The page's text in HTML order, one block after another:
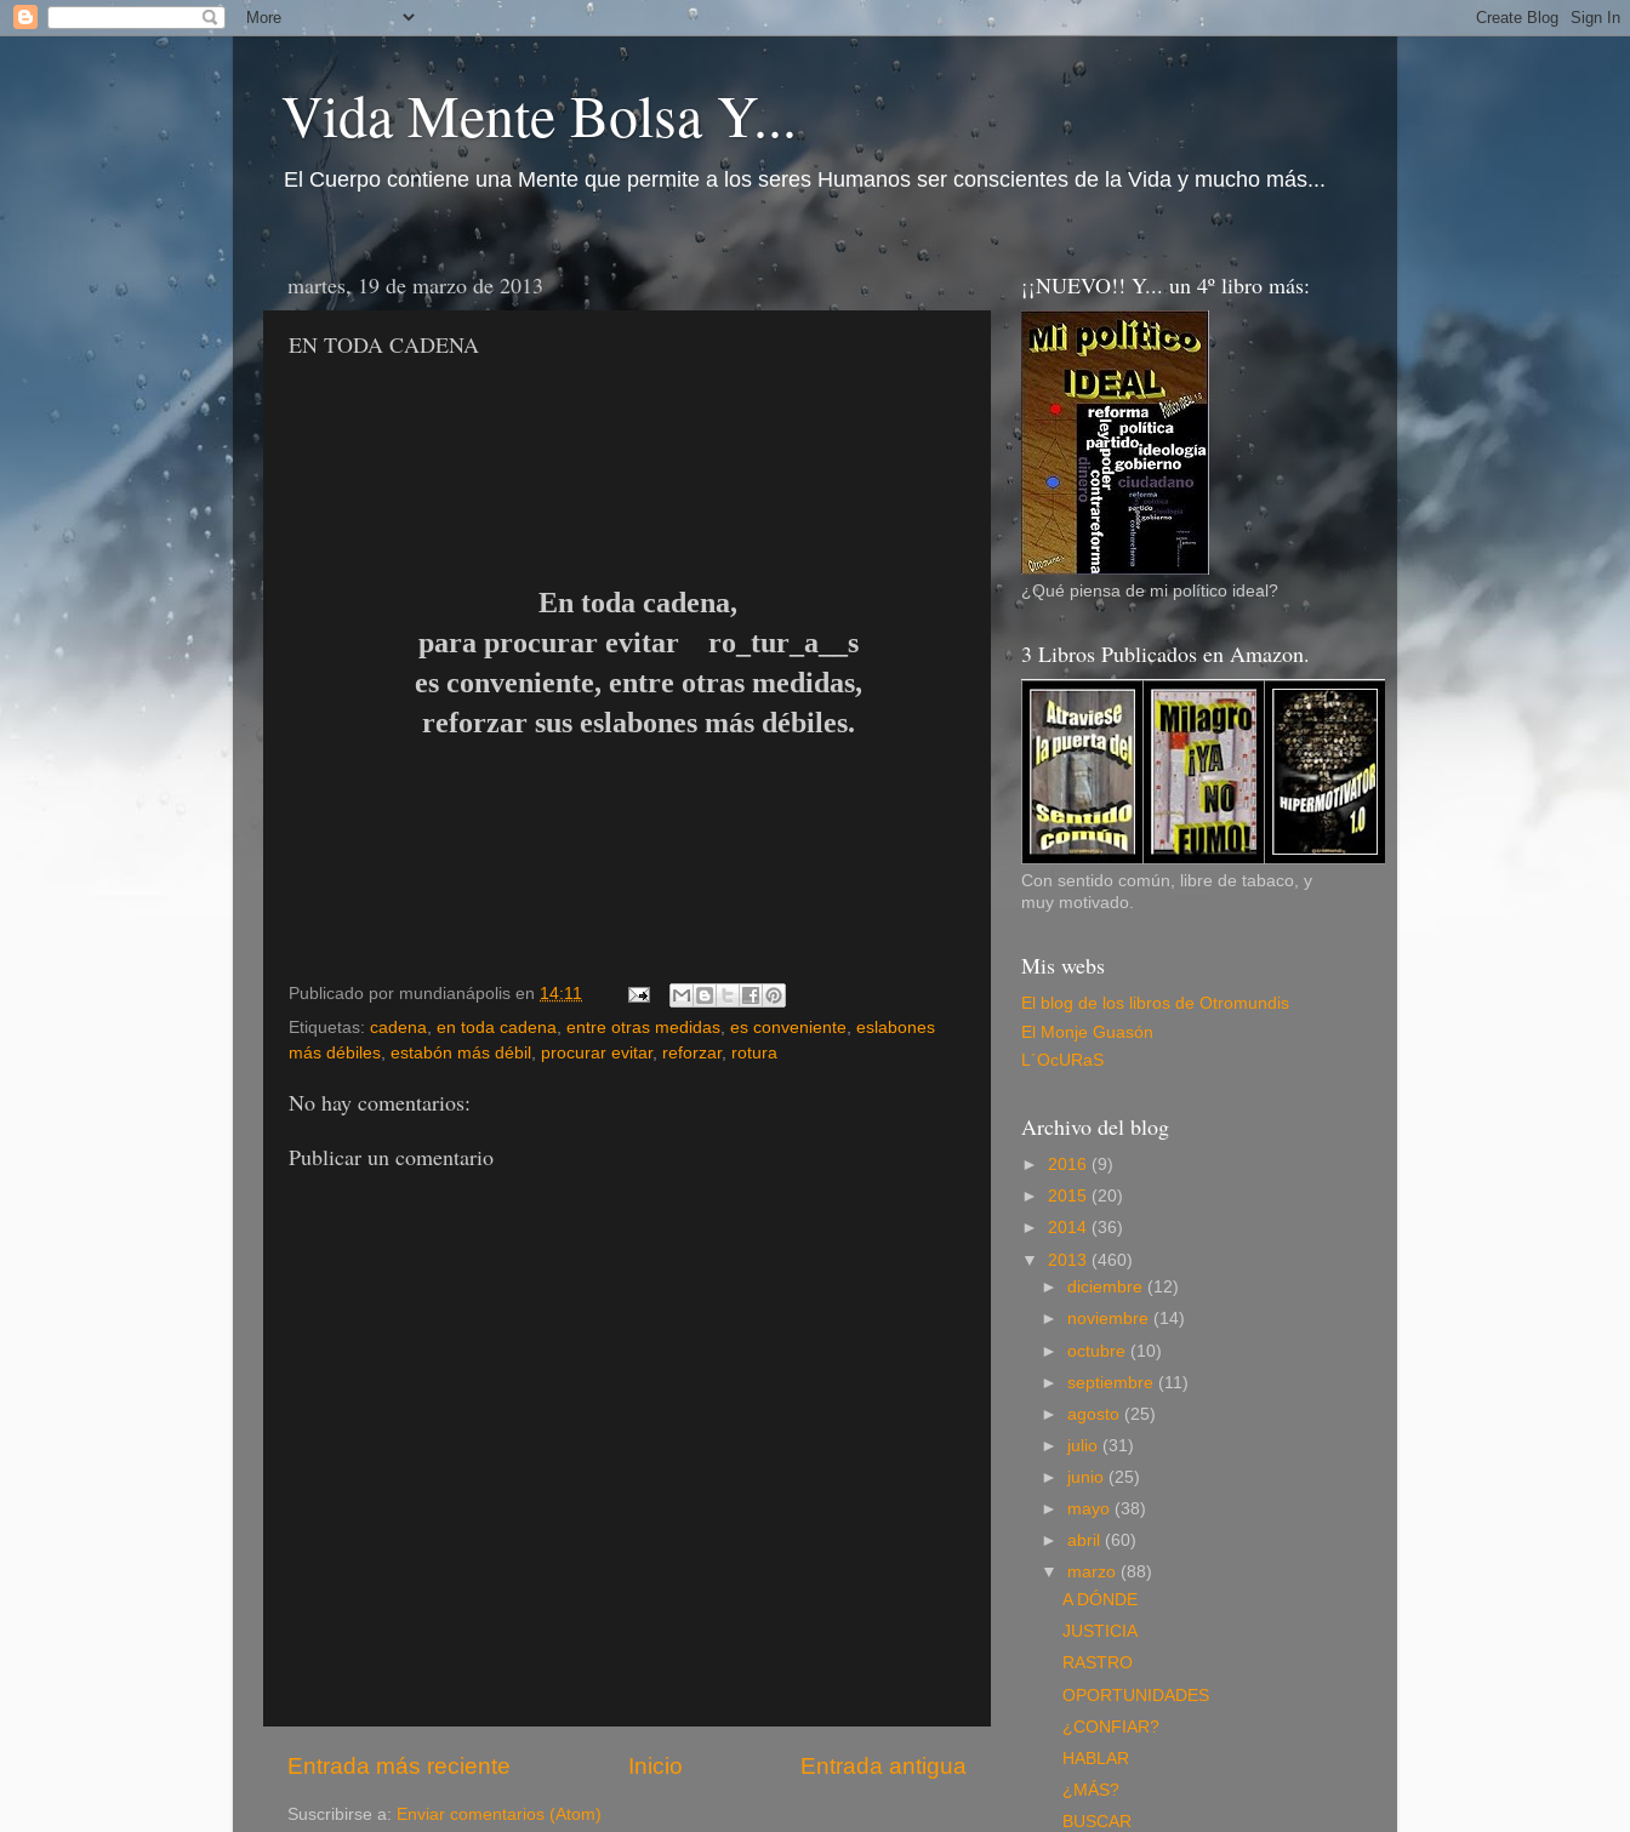
Vida Mente Bolsa Y...
El Cuerpo contiene una Mente que permite a los seres Humanos ser conscientes de la Vida y mucho más...
martes, 19 de marzo de 2013
EN TODA CADENA
En toda cadena,
para procurar evitar ro_tur_a__s
es conveniente, entre otras medidas,
reforzar sus eslabones más débiles.
Publicado por mundianápolis en 14:11
Etiquetas: cadena, en toda cadena, entre otras medidas, es conveniente, eslabones
más débiles, estabón más débil , procurar evitar, reforzar, rotura
No hay comentarios:
Publicar un comentario
Entrada más reciente Entrada antigua
Inicio
Suscribirse a: Enviar comentarios (Atom)
¡¡NUEVO!! Y... un 4º libro más:
¿Qué piensa de mi político ideal?
3 Libros Publicados en Amazon.
Con sentido común, libre de tabaco, y
muy motivado.
Mis webs
El blog de los libros de Otromundis
El Monje Guasón
L´OcURaS
Archivo del blog
► 2016 (9)
► 2015 (20)
► 2014 (36)
▼ 2013 (460)
►diciembre (12)
► noviembre (14)
►octubre (10)
►septiembre (11)
►agosto (25)
► julio (31)
► junio (25)
► mayo (38)
►abril (60)
▼ marzo (88)
A DÓNDE
JUSTICIA
RASTRO
OPORTUNIDADES
¿CONFIAR?
HABLAR
¿MÁS?
BUSCAR